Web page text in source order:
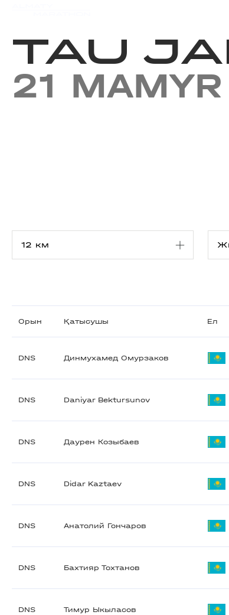
TAU
21 MAMYR
Орын Қатысушы Ел
DNS Динмухамед Омурзаков
DNS Daniyar Bektursunov
DNS Даурен Козыбаев
DNS Didar Kaztaev
DNS Анатолий Гончаров
DNS Бахтияр Тохтанов
DNS Тимур Ыкыласов